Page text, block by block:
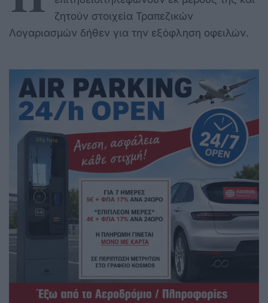
ζητούν στοιχεία Τραπεζικών
Λογαριασμών δήθεν για την εξόφληση οφειλών.